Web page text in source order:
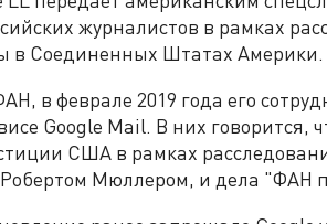
журналистов в рамках
в Соединенных Штатах
в феврале 2019 года его
Google Mail. В них
США в рамках
Мюллером, и дела "ФАН